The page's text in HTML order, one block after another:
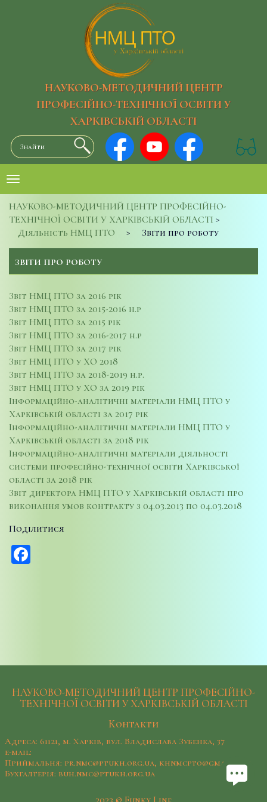
НАУКОВО-МЕТОДИЧНИЙ ЦЕНТР
ПРОФЕСІЙНО-ТЕХНІЧНОЇ ОСВІТИ У
ХАРКІВСЬКІЙ ОБЛАСТІ
НАУКОВО-МЕТОДИЧНИЙ ЦЕНТР ПРОФЕСІЙНО-
ТЕХНІЧНОЇ ОСВІТИ У ХАРКІВСЬКІЙ ОБЛАСТІ >
Діяльність НМЦ ПТО
> Звіти про роботу
ЗВІТИ ПРО РОБОТУ
Звіт НМЦ ПТО за 2016 рік
Звіт НМЦ ПТО за 2015-2016 н.р
Звіт НМЦ ПТО за 2015 рік
Звіт НМЦ ПТО за 2016-2017 н.р
Звіт НМЦ ПТО за 2017 рік
Звіт НМЦ ПТО у ХО 2018
Звіт НМЦ ПТО за 2018-2019 н.р.
Звіт НМЦ ПТО у ХО за 2019 рік
Інформаційно-аналітичні матеріали НМЦ ПТО у
Харківській області за 2017 рік
Інформаційно-аналітичні матеріали НМЦ ПТО у
Харківській області за 2018 рік
Інформаційно-аналітичні матеріали діяльності
системи професійно-технічної освіти Харківської
області за 2018 рік
Звіт директора НМЦ ПТО у Харківській області про
виконання умов контракту з 04.03.2013 по 04.03.2018
Поділитися
НАУКОВО-МЕТОДИЧНИЙ ЦЕНТР ПРОФЕСІЙНО-
ТЕХНІЧНОЇ ОСВІТИ У ХАРКІВСЬКІЙ ОБЛАСТІ
Контакти
Адреса: 61121, м. Харків, вул. Владислава Зубенка, 37
e-mail:
Приймальня: pr.nmc@ptukh.org.ua, khnmcpto@gmail.com
Бухгалтерія: buh.nmc@ptukh.org.ua